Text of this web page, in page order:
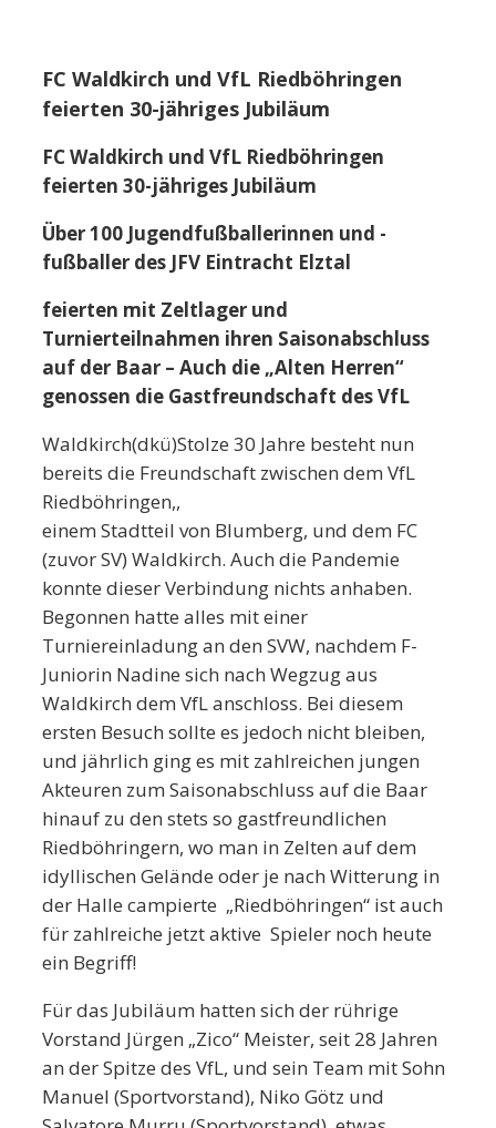
FC Waldkirch und VfL Riedböhringen
feierten 30-jähriges Jubiläum
FC Waldkirch und VfL Riedböhringen
feierten 30-jähriges Jubiläum
Über 100 Jugendfußballerinnen und -
fußballer des JFV Eintracht Elztal
feierten mit Zeltlager und
Turnierteilnahmen ihren Saisonabschluss
auf der Baar – Auch die „Alten Herren“
genossen die Gastfreundschaft des VfL
Waldkirch(dkü)Stolze 30 Jahre besteht nun
bereits die Freundschaft zwischen dem VfL
Riedböhringen,,
einem Stadtteil von Blumberg, und dem FC
(zuvor SV) Waldkirch. Auch die Pandemie
konnte dieser Verbindung nichts anhaben.
Begonnen hatte alles mit einer
Turniereinladung an den SVW, nachdem F-
Juniorin Nadine sich nach Wegzug aus
Waldkirch dem VfL anschloss. Bei diesem
ersten Besuch sollte es jedoch nicht bleiben,
und jährlich ging es mit zahlreichen jungen
Akteuren zum Saisonabschluss auf die Baar
hinauf zu den stets so gastfreundlichen
Riedböhringern, wo man in Zelten auf dem
idyllischen Gelände oder je nach Witterung in
der Halle campierte „Riedböhringen“ ist auch
für zahlreiche jetzt aktive Spieler noch heute
ein Begriff!
Für das Jubiläum hatten sich der rührige
Vorstand Jürgen „Zico“ Meister, seit 28 Jahren
an der Spitze des VfL, und sein Team mit Sohn
Manuel (Sportvorstand), Niko Götz und